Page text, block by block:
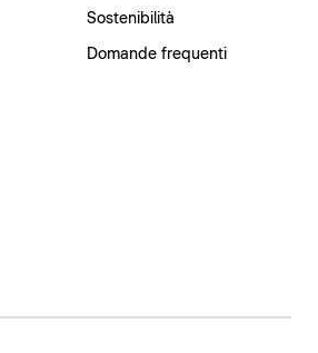
Sostenibilità
Domande frequenti